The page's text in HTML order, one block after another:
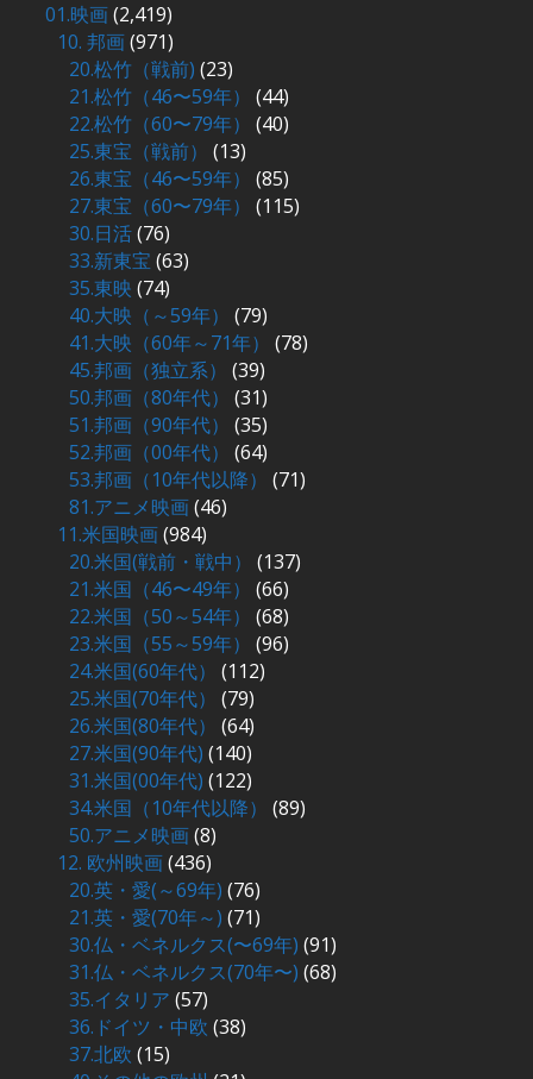
01.映画(2,419)
10. 邦画(971)
20.松竹（戦前) (23)
21.松竹（46〜59年）
(44)
22.松竹（60〜79年）
(40)
25.東宝（戦前）
(13)
26.東宝（46〜59年）
(85)
27.東宝（60〜79年）
(115)
30.日活(76)
33.新東宝(63)
35.東映 (74)
40.大映（～59年）
(79)
41.大映（60年～71年）
(78)
45.邦画（独立系）
(39)
50.邦画（80年代）
(31)
51.邦画（90年代）
(35)
52.邦画（00年代）
(64)
53.邦画（10年代以降）
(71)
81.アニメ映画(46)
11.米国映画(984)
20.米国(戦前・戦中）
(137)
21.米国（46〜49年）
(66)
22.米国（50～54年）
(68)
23.米国（55～59年）
(96)
24.米国(60年代）
(112)
25.米国(70年代）
(79)
26.米国(80年代）
(64)
27.米国(90年代) (140)
31.米国(00年代) (122)
34.米国（10年代以降）
(89)
50.アニメ映画(8)
12. 欧州映画(436)
20.英・愛(～69年) (76)
21.英・愛(70年～) (71)
30.仏・ベネルクス(〜69年) (91)
31.仏・ベネルクス(70年〜) (68)
35.イタリア (57)
36.ドイツ・中欧 (38)
37.北欧 (15)